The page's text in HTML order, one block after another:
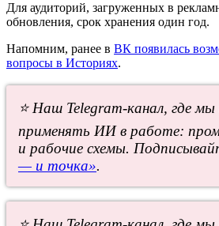
Для аудиторий, загруженных в
обновления, срок хранения один год.
Напомним, ранее в ВК появилась
вопросы в Историях.
⭐ Наш Telegram-канал, где
применять ИИ в работе:
и рабочие схемы.
— и точка».